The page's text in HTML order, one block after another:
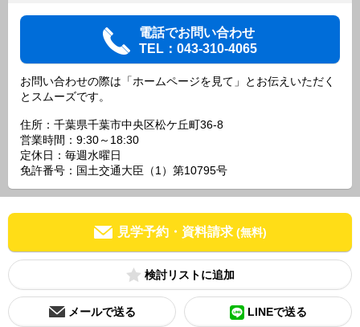
電話でお問い合わせ
TEL：043-310-4065
お問い合わせの際は「ホームページを見て」とお伝えいただく
とスムーズです。
住所：千葉県千葉市中央区松ケ丘町36-8
営業時間：9:30～18:30
定休日：毎週水曜日
免許番号：国土交通大臣（1）第10795号
見学予約・資料請求 (無料)
検討リスト
メールで送る LINEで送る